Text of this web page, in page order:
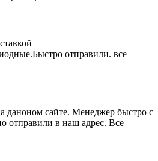
отправили. все
даноном сайте. Менеджер быстро с
отправили в наш адрес. Все